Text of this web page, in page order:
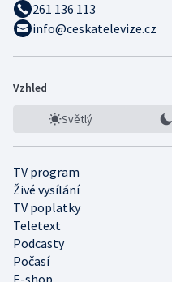
261 136 113
info@ceskatelevize.cz
Vzhled
Světlý
TV program
Živé vysílání
TV poplatky
Teletext
Podcasty
Počasí
E-shop